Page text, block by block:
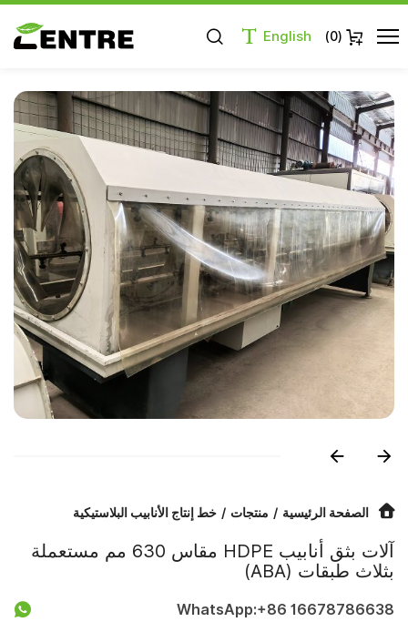
(
0
)
English
الصفحة الرئيسية منتجات خط إنتاج الأنابيب البلاستيكية
آلات بثق أنابيب HDPE مقاس 630 مم مستعملة
بثلاث طبقات (ABA)
WhatsApp:+86 16678786638